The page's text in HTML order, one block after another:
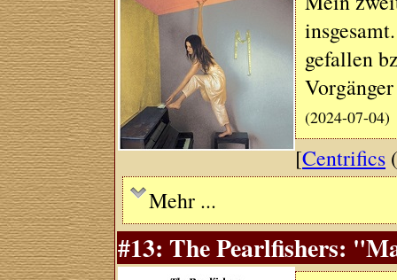
gefallen
(2024-07-04)
[Centrifics
Mehr ...
#13: The Pearlfishers: